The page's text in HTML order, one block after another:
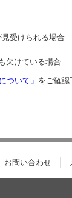
見受けられる場合
欠けている場合
ついて」 をご確認
お問い合わせ